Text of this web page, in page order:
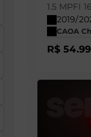
1.5 MPFI
2019/
CAOA
R$